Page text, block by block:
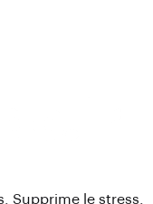
Supprime le stress.